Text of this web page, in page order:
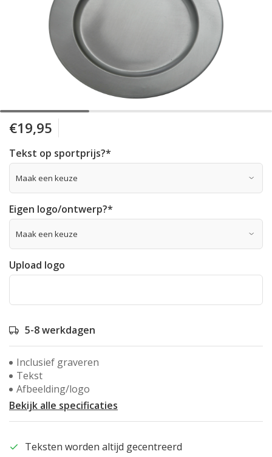
€19,95
Tekst op sportprijs?*
Eigen logo/ontwerp?*
Upload logo
5-8 werkdagen
Inclusief graveren
Tekst
Afbeelding/logo
Bekijk alle specificaties
Teksten worden altijd gecentreerd